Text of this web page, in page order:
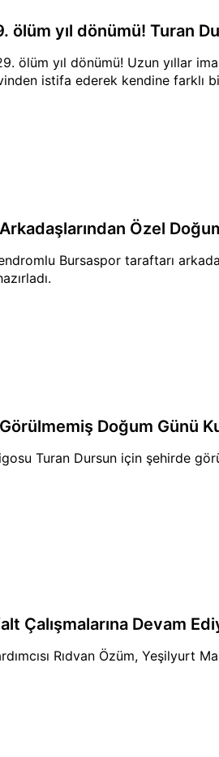
ölüm yıl dönümü! Turan
ölüm yıl dönümü! Uzun yıllar
istifa ederek kendine farklı
Özel
Bursaspor taraftarı
Doğum Günü
Turan Dursun için şehirde
Çalışmalarına Devam
Rıdvan Özüm, Yeşilyurt